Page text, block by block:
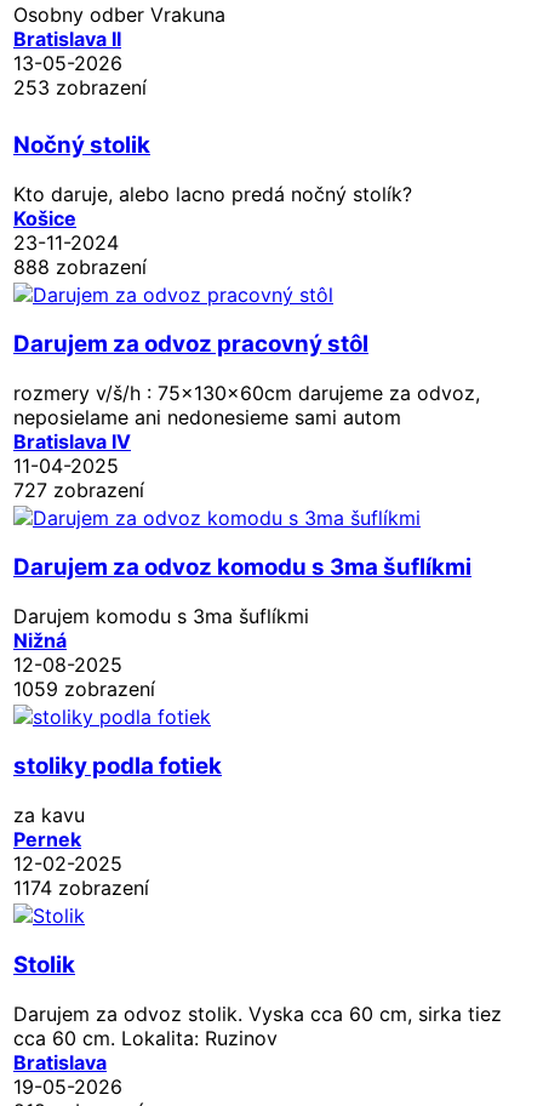
Osobny odber Vrakuna
Bratislava II
13-05-2026
253 zobrazení
Nočný stolik
Kto daruje, alebo lacno predá nočný stolík?
Košice
23-11-2024
888 zobrazení
Darujem za odvoz pracovný stôl
rozmery v/š/h : 75x130x60cm darujeme za odvoz,
neposielame ani nedonesieme sami autom
Bratislava IV
11-04-2025
727 zobrazení
Darujem za odvoz komodu s 3ma šuflíkmi
Darujem komodu s 3ma šuflíkmi
Nižná
12-08-2025
1059 zobrazení
stoliky podla fotiek
za kavu
Pernek
12-02-2025
1174 zobrazení
Stolik
Darujem za odvoz stolik. Vyska cca 60 cm, sirka tiez
cca 60 cm. Lokalita: Ruzinov
Bratislava
19-05-2026